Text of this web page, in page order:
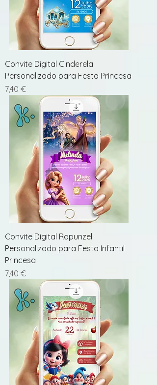
Convite Digital Cinderela
Personalizado para Festa Princesa
Preço
7,40 €
Convite Digital Rapunzel
Personalizado para Festa Infantil
Princesa
Preço
7,40 €